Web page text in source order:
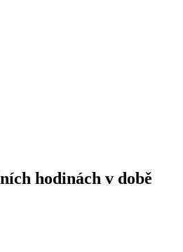
hodinách v době